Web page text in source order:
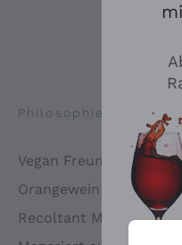
Philosophien
Vegan Freundlich
Orangewein
Recoltant Manipulant